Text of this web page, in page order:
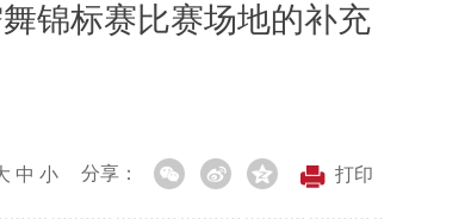
锦标赛比赛场地的补充
中 小 分享： 打印